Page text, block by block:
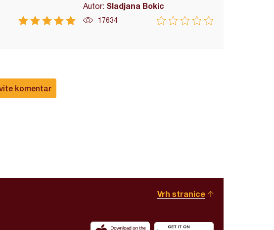
Autor: Sladjana Bokic
17634
komentar
Vrh stranice